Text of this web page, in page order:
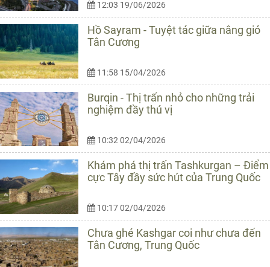
12:03 19/06/2026
Hồ Sayram - Tuyệt tác giữa nắng gió
Tân Cương
11:58 15/04/2026
Burqin - Thị trấn nhỏ cho những trải
nghiệm đầy thú vị
10:32 02/04/2026
Khám phá thị trấn Tashkurgan – Điểm
cực Tây đầy sức hút của Trung Quốc
10:17 02/04/2026
Chưa ghé Kashgar coi như chưa đến
Tân Cương, Trung Quốc